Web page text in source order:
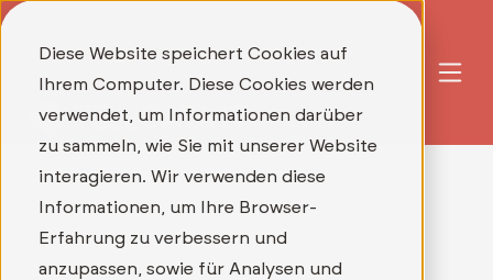
Diese Website speichert Cookies auf
Ihrem Computer. Diese Cookies werden
verwendet, um Informationen darüber
zu sammeln, wie Sie mit unserer Website
interagieren. Wir verwenden diese
Informationen, um Ihre Browser-
Erfahrung zu verbessern und
anzupassen, sowie für Analysen und